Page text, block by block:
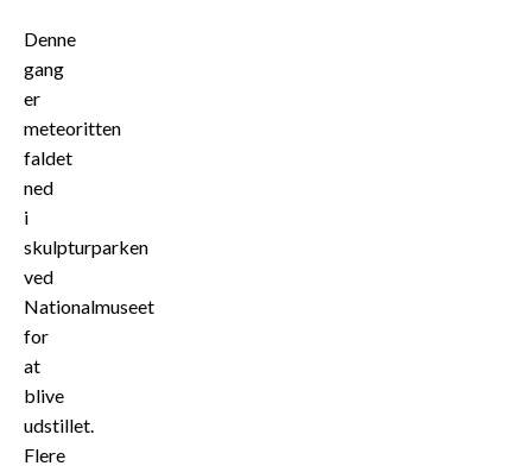
Denne
gang
er
meteoritten
faldet
ned
i
skulpturparken
ved
Nationalmuseet
for
at
blive
udstillet.
Flere